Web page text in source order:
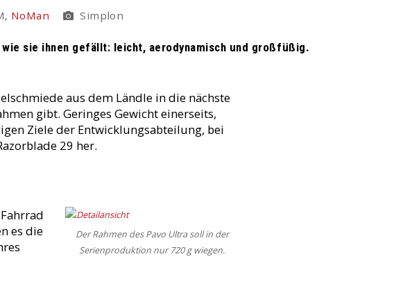
NoMan Simplon
sie ihnen gefällt: leicht, aerodynamisch und großfüßig.
aus dem Ländle in die nächste
gibt. Geringes Gewicht einerseits,
Ziele der Entwicklungsabteilung, bei
29 her.
Der Rahmen des Pavo Ultra soll in der
Serienproduktion nur 720 g wiegen.
es die